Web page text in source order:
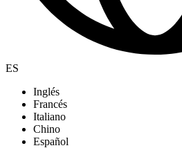
ES
Inglés
Francés
Italiano
Chino
Español